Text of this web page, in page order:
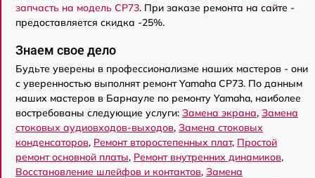
запчасть на модель CP73. При заказе ремонта на сайте -
предоставляется скидка -25%.
Знаем свое дело
Будьте уверены в профессионализме наших мастеров - они
с уверенностью выполнят ремонт Yamaha CP73. По данным
наших мастеров в Барнауле по ремонту Yamaha, наиболее
востребованы следующие услуги: Замена экрана, Замена
стоковых аудиовходов-выходов, Замена стоковых
конденсаторов, Ремонт второстепенных плат, Простой
ремонт основной платы, Ремонт внутренних динамиков,
Восстановление шлейфов и контактов, Замена